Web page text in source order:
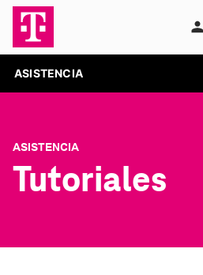
ASISTENCIA
ASISTENCIA
Tutoriales